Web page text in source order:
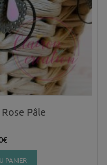
Pâle
€
PANIER